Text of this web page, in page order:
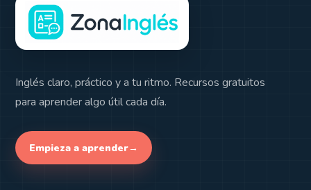
Inglés claro, práctico y a tu ritmo. Recursos gratuitos
para aprender algo útil cada día.
Empieza a aprender→